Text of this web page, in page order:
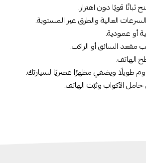
قويًا دون اهتزاز.
العالية والطرق غير المستوية.
مقعد السائق أو الراكب.
الهاتف.
طويلًا ويضفي مظهرًا عصريًا لسيارتك.
الأكواب وثبّت الهاتف.